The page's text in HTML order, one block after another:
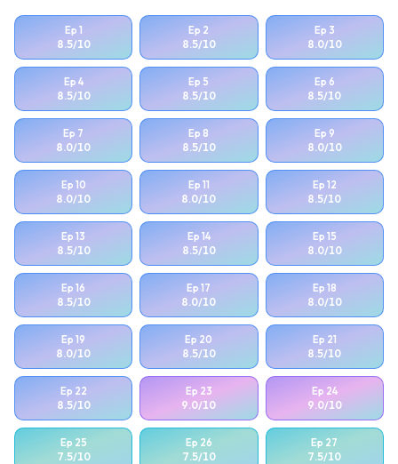
Ep 1
8.5/10
Ep 2
8.5/10
Ep 3
8.0/10
Ep 4
8.5/10
Ep 5
8.5/10
Ep 6
8.5/10
Ep 7
8.0/10
Ep8
8.5/10
Ep 9
8.0/10
Ep 10
8.0/10
Ep 11
8.0/10
Ep 12
8.5/10
Ep13
8.5/10
Ep 14
8.5/10
Ep 15
8.0/10
Ep16
8.5/10
Ep17
8.0/10
Ep 18
8.0/10
Ep19
8.0/10
Ep 20
8.5/10
Ep 21
8.5/10
Ep 22
8.5/10
Ep 23
9.0/10
Ep 24
9.0/10
Ep 25
7.5/10
Ep 26
7.5/10
Ep 27
7.5/10